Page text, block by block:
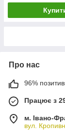
Про нас
96%
Працює з
м. Івано-
вул.